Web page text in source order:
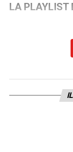
LA PLAYLIST